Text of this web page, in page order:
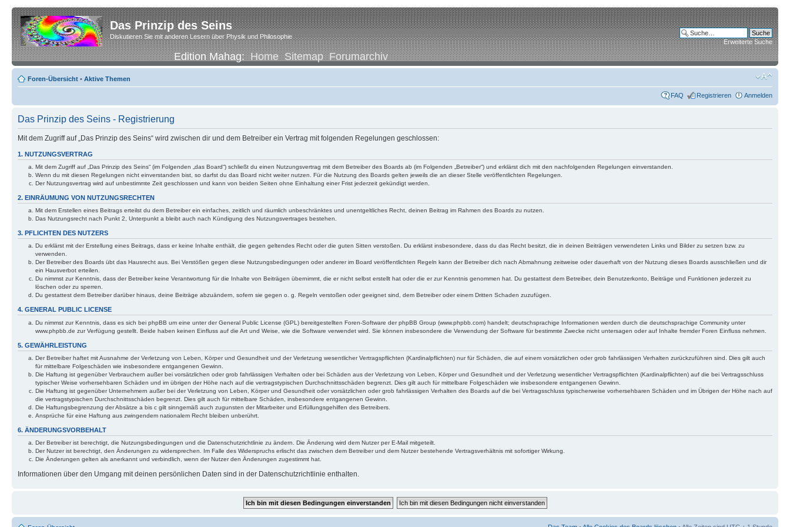
Das Prinzip des Seins
Diskutieren Sie mit anderen Lesern über Physik und Philosophie
Edition Mahag:Home Sitemap Forumarchiv
Erweiterte Suche
Foren-Übersicht • Aktive Themen
FAQ Registrieren Anmelden
Das Prinzip des Seins - Registrierung
Mit dem Zugriff auf „Das Prinzip des Seins“ wird zwischen dir und dem Betreiber ein Vertrag mit folgenden Regelungen geschlossen:
1. NUTZUNGSVERTRAG
Mit dem Zugriff auf „Das Prinzip des Seins“ (im Folgenden „das Board“) schließt du einen Nutzungsvertrag mit dem Betreiber des Boards ab (im Folgenden „Betreiber“) und erklärst dich mit den nachfolgenden Regelungen einverstanden.
Wenn du mit diesen Regelungen nicht einverstanden bist, so darfst du das Board nicht weiter nutzen. Für die Nutzung des Boards gelten jeweils die an dieser Stelle veröffentlichten Regelungen.
Der Nutzungsvertrag wird auf unbestimmte Zeit geschlossen und kann von beiden Seiten ohne Einhaltung einer Frist jederzeit gekündigt werden.
2. EINRÄUMUNG VON NUTZUNGSRECHTEN
Mit dem Erstellen eines Beitrags erteilst du dem Betreiber ein einfaches, zeitlich und räumlich unbeschränktes und unentgeltliches Recht, deinen Beitrag im Rahmen des Boards zu nutzen.
Das Nutzungsrecht nach Punkt 2, Unterpunkt a bleibt auch nach Kündigung des Nutzungsvertrages bestehen.
3. PFLICHTEN DES NUTZERS
Du erklärst mit der Erstellung eines Beitrags, dass er keine Inhalte enthält, die gegen geltendes Recht oder die guten Sitten verstoßen. Du erklärst insbesondere, dass du das Recht besitzt, die in deinen Beiträgen verwendeten Links und Bilder zu setzen bzw. zu
verwenden.
Der Betreiber des Boards übt das Hausrecht aus. Bei Verstößen gegen diese Nutzungsbedingungen oder anderer im Board veröffentlichten Regeln kann der Betreiber dich nach Abmahnung zeitweise oder dauerhaft von der Nutzung dieses Boards ausschließen und dir
ein Hausverbot erteilen.
Du nimmst zur Kenntnis, dass der Betreiber keine Verantwortung für die Inhalte von Beiträgen übernimmt, die er nicht selbst erstellt hat oder die er zur Kenntnis genommen hat. Du gestattest dem Betreiber, dein Benutzerkonto, Beiträge und Funktionen jederzeit zu
löschen oder zu sperren.
Du gestattest dem Betreiber darüber hinaus, deine Beiträge abzuändern, sofern sie gegen o. g. Regeln verstoßen oder geeignet sind, dem Betreiber oder einem Dritten Schaden zuzufügen.
4. GENERAL PUBLIC LICENSE
Du nimmst zur Kenntnis, dass es sich bei phpBB um eine unter der General Public License (GPL) bereitgestellten Foren-Software der phpBB Group (www.phpbb.com) handelt; deutschsprachige Informationen werden durch die deutschsprachige Community unter
www.phpbb.de zur Verfügung gestellt. Beide haben keinen Einfluss auf die Art und Weise, wie die Software verwendet wird. Sie können insbesondere die Verwendung der Software für bestimmte Zwecke nicht untersagen oder auf Inhalte fremder Foren Einfluss nehmen.
5. GEWÄHRLEISTUNG
Der Betreiber haftet mit Ausnahme der Verletzung von Leben, Körper und Gesundheit und der Verletzung wesentlicher Vertragspflichten (Kardinalpflichten) nur für Schäden, die auf einem vorsätzlichen oder grob fahrlässigen Verhalten zurückzuführen sind. Dies gilt auch
für mittelbare Folgeschäden wie insbesondere entgangenen Gewinn.
Die Haftung ist gegenüber Verbrauchern außer bei vorsätzlichen oder grob fahrlässigen Verhalten oder bei Schäden aus der Verletzung von Leben, Körper und Gesundheit und der Verletzung wesentlicher Vertragspflichten (Kardinalpflichten) auf die bei Vertragsschluss
typischer Weise vorhersehbaren Schäden und im übrigen der Höhe nach auf die vertragstypischen Durchschnittsschäden begrenzt. Dies gilt auch für mittelbare Folgeschäden wie insbesondere entgangenen Gewinn.
Die Haftung ist gegenüber Unternehmern außer bei der Verletzung von Leben, Körper und Gesundheit oder vorsätzlichen oder grob fahrlässigen Verhalten des Boards auf die bei Vertragsschluss typischerweise vorhersehbaren Schäden und im Übrigen der Höhe nach auf
die vertragstypischen Durchschnittsschäden begrenzt. Dies gilt auch für mittelbare Schäden, insbesondere entgangenen Gewinn.
Die Haftungsbegrenzung der Absätze a bis c gilt sinngemäß auch zugunsten der Mitarbeiter und Erfüllungsgehilfen des Betreibers.
Ansprüche für eine Haftung aus zwingendem nationalem Recht bleiben unberührt.
6. ÄNDERUNGSVORBEHALT
Der Betreiber ist berechtigt, die Nutzungsbedingungen und die Datenschutzrichtlinie zu ändern. Die Änderung wird dem Nutzer per E-Mail mitgeteilt.
Der Nutzer ist berechtigt, den Änderungen zu widersprechen. Im Falle des Widerspruchs erlischt das zwischen dem Betreiber und dem Nutzer bestehende Vertragsverhältnis mit sofortiger Wirkung.
Die Änderungen gelten als anerkannt und verbindlich, wenn der Nutzer den Änderungen zugestimmt hat.
Informationen über den Umgang mit deinen persönlichen Daten sind in der Datenschutzrichtlinie enthalten.